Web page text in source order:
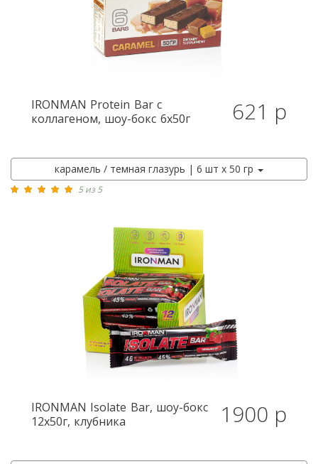
IRONMAN Protein Bar с
коллагеном, шоу-бокс 6x50г
621 р
карамель / темная глазурь | 6 шт х 50 гр
5 из 5
IRONMAN Isolate Bar, шоу-бокс
12x50г, клубника
1900 р